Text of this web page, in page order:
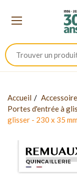
Accueil
Portes d'entrée à
glisser - 230 x 35 mm